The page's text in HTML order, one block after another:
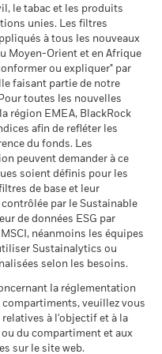
peut augmenter ou
des devises si votre
devise autre que celle
passées. Source :
98,53
72,16
273
98,04
100,03%
d'activité, telle qu'elle
thermique et les
pour les
leurs revenus du
tel que défini
aux entreprises qui
thermique ou des
de 0 %), telle que
répartit comme suit :
- Prospectus (French
- Prospectus -
le tabac et les produits
unies. Les filtres
à tous les nouveaux
Moyen-Orient et en Afrique
ou expliquer" par
faisant partie de notre
toutes les nouvelles
région EMEA, BlackRock
afin de refléter les
du fonds. Les
peuvent demander à ce
soient définis pour les
de base et leur
par le Sustainable
de données ESG par
néanmoins les équipes
Sustainalytics ou
selon les besoins.
la réglementation
compartiments, veuillez vous
à l'objectif et à la
du compartiment et aux
sur le site web.